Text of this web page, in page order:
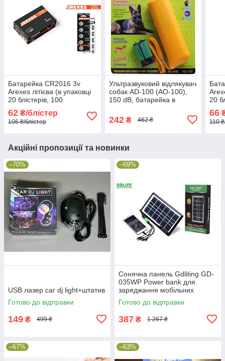
Батарейка CR2016 3v
Arexes літієва (в упаковці
20 блістерів, 100
62 ₴/блістер
106 ₴/блістер
Ультразвуковий відлякувач
собак AD-100 (AO-100),
150 dB, батарейка в
242₴ 462 ₴
20
66
110
Акційні пропозиції та новинки
–70%
USB лазер car dj light+штатив
Готово до відправки
149 ₴ 499 ₴
–69%
Сонячна панель Gdliting GD-
035WP Power bank для
заряджання мобільних
пристроїв
Готово до відправки
387 ₴ 1 267 ₴
–67% –63%